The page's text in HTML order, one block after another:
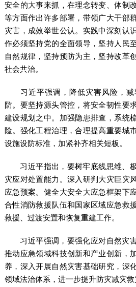
安全的大事来抓，在理念转变、体制
等方面作出许多部署，带领广大干部
灾害，成效举世公认。实践中深刻认
作必须坚持党的全面领导，坚持人民
自然规律，坚持预防为主，坚持改革
社会共治。
习近平强调，降低灾害风险，减
防。要坚持源头管控，将安全韧性要
建设规划之中。加强隐患排查，系统
险。强化工程治理，合理提高重要城
设施设防标准，加紧补齐相关短板。
习近平指出，要树牢底线思维、极
灾应对处置能力。深入研判大灾巨灾
应急预案。健全大安全大应急框架下
合性消防救援队伍和国家区域应急救
救援、过渡安置和恢复重建工作。
习近平强调，要强化应对自然灾害
推动应急领域科技创新和产业创新，
养，深入开展自然灾害基础研究，深
领域法治体系，进一步提升防灾减灾救